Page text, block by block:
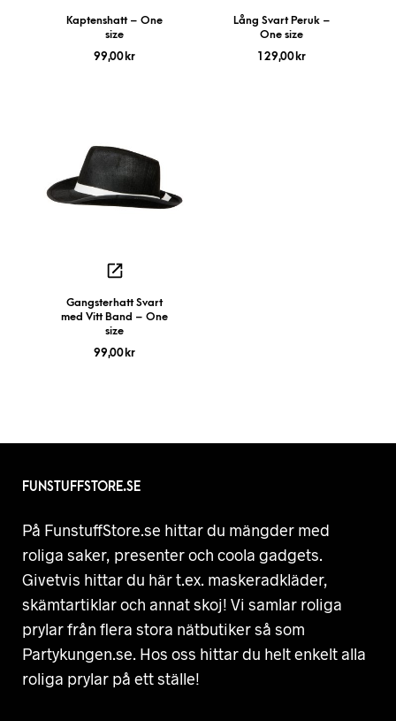
Kaptenshatt – One
size
99,00 kr
Lång Svart Peruk –
One size
129,00 kr
Gangsterhatt Svart
med Vitt Band – One
size
99,00 kr
FUNSTUFFSTORE.SE
På FunstuffStore.se hittar du mängder med
roliga saker, presenter och coola gadgets.
Givetvis hittar du här t.ex. maskeradkläder,
skämtartiklar och annat skoj! Vi samlar roliga
prylar från flera stora nätbutiker så som
Partykungen.se. Hos oss hittar du helt enkelt alla
roliga prylar på ett ställe!